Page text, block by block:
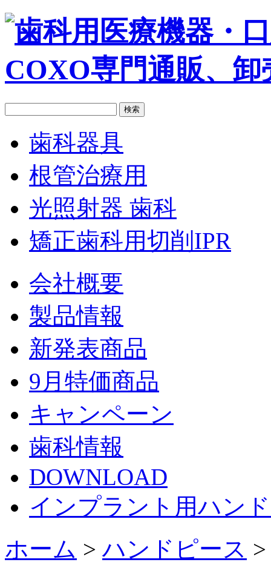
歯科器具
根管治療用
光照射器 歯科
矯正歯科用切削IPR
会社概要
製品情報
新発表商品
9月特価商品
キャンペーン
歯科情報
DOWNLOAD
インプラント用ハン
ホーム >ハンドピース >